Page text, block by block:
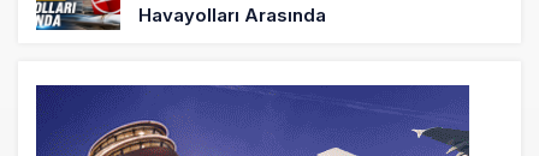
Havayolları Arasında
Fly Baghdad ABD yaptırım listesinden
çıkarıldı